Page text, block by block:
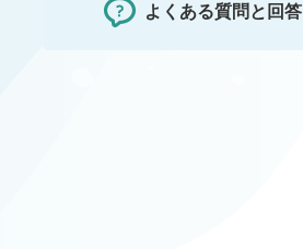
よくある質問と回答